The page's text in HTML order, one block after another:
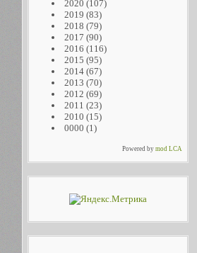
2020 (107)
2019 (83)
2018 (79)
2017 (90)
2016 (116)
2015 (95)
2014(67)
2013 (70)
2012 (69)
2011 (23)
2010 (15)
0000 (1)
Powered bymod LCA